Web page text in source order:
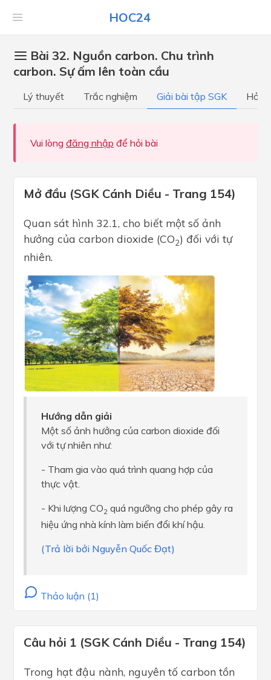
HOC24
Bài 32. Nguồn carbon. Chu trình
carbon. Sự ấm lên toàn cầu
Lý thuyết Trắc nghiệm Giải bài tập SGK Hỏi
Vui lòng đăng nhập để hỏi bài
Mở đầu (SGK Cánh Diều - Trang 154)
Quan sát hình 32.1, cho biết một số ảnh
hưởng của carbon dioxide (CO2) đối với tự
nhiên.
Hướng dẫn giải
Một số ảnh hưởng của carbon dioxide đối
với tự nhiên như:
- Tham gia vào quá trình quang hợp của
thực vật.
- Khi lượng CO2 quá ngưỡng cho phép gây ra
hiệu ứng nhà kính làm biến đổi khí hậu.
(Trả lời bởi Nguyễn Quốc Đạt)
Thảo luận (1)
Câu hỏi 1 (SGK Cánh Diều - Trang 154)
Trong hạt đậu nành, nguyên tố carbon tồn